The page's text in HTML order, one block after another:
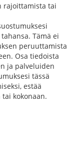
rajoittamista tai
Tämä ei
peruuttamista
Osa tiedoista
ja palveluiden
tässä
estää
kokonaan.